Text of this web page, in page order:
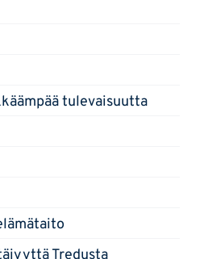
tulevaisuutta